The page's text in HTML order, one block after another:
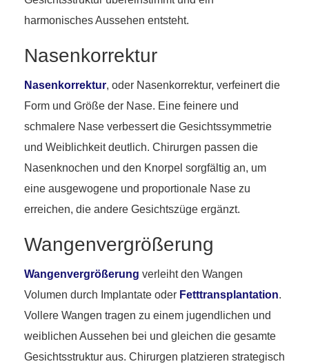
harmonisches Aussehen entsteht.
Nasenkorrektur
Nasenkorrektur, oder Nasenkorrektur, verfeinert die
Form und Größe der Nase. Eine feinere und
schmalere Nase verbessert die Gesichtssymmetrie
und Weiblichkeit deutlich. Chirurgen passen die
Nasenknochen und den Knorpel sorgfältig an, um
eine ausgewogene und proportionale Nase zu
erreichen, die andere Gesichtszüge ergänzt.
Wangenvergrößerung
Wangenvergrößerung verleiht den Wangen
Volumen durch Implantate oder Fetttransplantation.
Vollere Wangen tragen zu einem jugendlichen und
weiblichen Aussehen bei und gleichen die gesamte
Gesichtsstruktur aus. Chirurgen platzieren strategisch